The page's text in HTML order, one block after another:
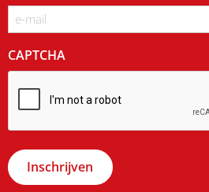
Email
CAPTCHA